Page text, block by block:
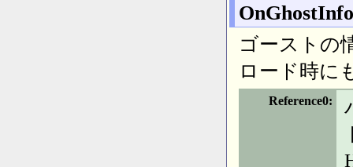
ゴーストの
ロード時に
Reference0